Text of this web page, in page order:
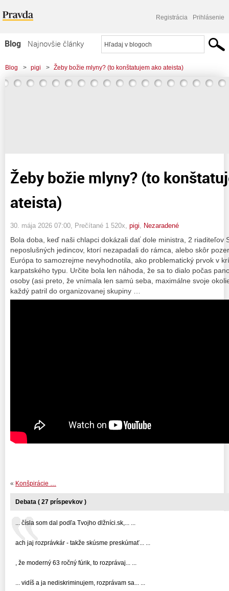
Registrácia Prihlásenie
Blog
Najnovšie články
Najčítanejšie články
Najkomentovanejšie články
Blog > pigi > Žeby božie mlyny? (to konštatujem ako ateista)
Žeby božie mlyny? (to
ateista)
30. mája 2026 07:00 , Prečítané 1 520x, pigi Nezaradené
Bola doba, keď naši chlapci dokázali dať dole ministra, 2 riaditeľov
neposlušných jedincov, ktorí nezapadali do rámca, alebo skôr
Európa to samozrejme nevyhodnotila, ako problematický prvok v
karpatského typu. Určite bola len náhoda, že sa to dialo počas
osoby (asi preto, že vnímala len samú seba, maximálne svoje
každý patril do organizovanej skupiny …
« Konšpirácie …
Debata ( 27 príspevkov )
... čísla som dal podľa Tvojho dlžníci.sk,... ...
ach jaj rozprávkár - takže skúsme preskúmať... ...
, že moderný 63 ročný fúrik, to rozprávaj... ...
... vidíš a ja nediskriminujem, rozprávam sa... ...